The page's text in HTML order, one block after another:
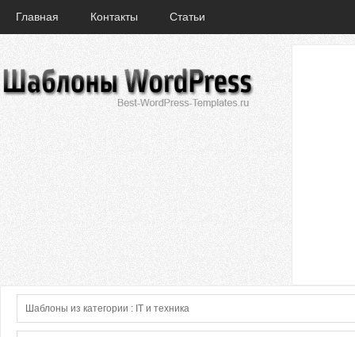
Главная Контакты Статьи
Шаблоны из категории : IT и техника